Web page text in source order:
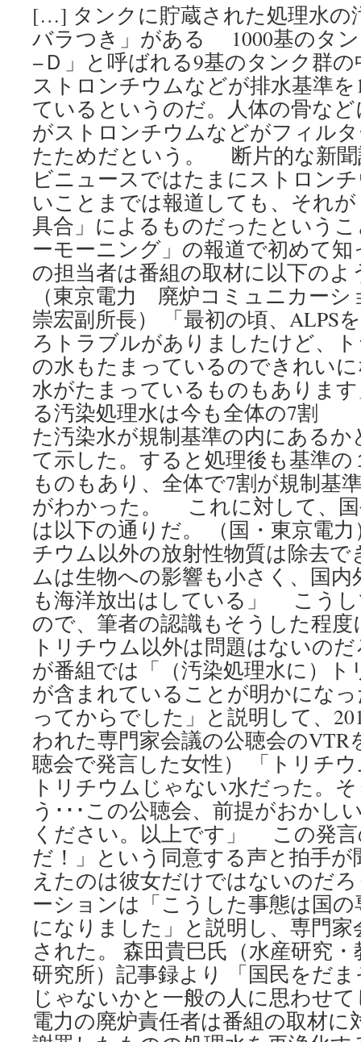
[…] タンクに貯蔵された処理水の
バラつき」がある 1000基のタ
−Ｄ」と呼ばれる9基のタンク群
ストロンチウムなどが排水基準を
ているというのだ。人体の骨な
がストロンチウムなどがフィル
たためだという。 断片的な新聞
ビニュースではたまにストロン
いことまでは報道しても、それ
具合」によるものだったという
ーモーニング」の報道で初めて
の担当者は番組の取材に以下の
（東京電力 廃炉コミュニカーシ
崇宏副所長） 「最初の頃、ALPS
ろトラブルがありましたけど、
の水もたまっているのできれい
水がたまっているものもありま
る汚染処理水は今も全体の7割
た汚染水が規制基準の内にある
て示した。すると処理後も基準
ものもあり、全体で7割が規制基
がわかった。 これに対して、国
は以下の通りだ。 （国・東京電
チウム以外の放射性物質は除去
ムは生物への影響も小さく、国内
も海洋放出はしている」 こう
ので、筆者の認識もそうした程
トリチウム以外は問題はないの
が番組では「（汚染処理水に）
が含まれていることが明かにな
ってからでした」と説明して、
われた専門家会議の公聴会のVTR
聴会で発言した女性） 「トリチ
トリチウムじゃない水だった。
う･･･この公聴会、前提がおかし
ください。以上です」 この発
だ！」という同意する声と拍手
えたのは彼女だけではないのだ
ーションは「こうした事態は国
になりました」と説明し、専門
された。 森田貴巳氏（水産研究
研究所）記事録より 「国民をだ
じゃないかと一般の人に思わせ
電力の廃炉責任者は番組の取材に